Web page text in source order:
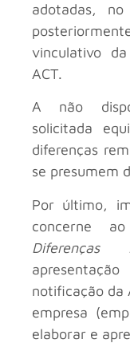
adotadas,
vinculativo
ACT.
A não
solicitada
diferenças
se presumem
Por último,
concerne
Diferenças
notificação da
empresa
elaborar e